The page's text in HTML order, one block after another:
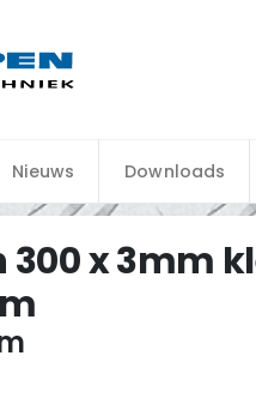
Nieuws Downloads
x 3mm